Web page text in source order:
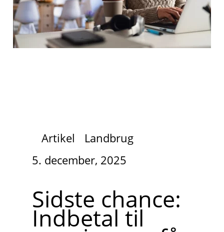
Artikel
Landbrug
5. december, 2025
Sidste chance:
Indbetal til